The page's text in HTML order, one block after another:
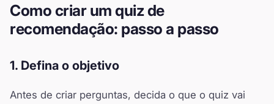
Como criar um quiz de
recomendação: passo a passo
1. Defina o objetivo
Antes de criar perguntas, decida o que o quiz vai